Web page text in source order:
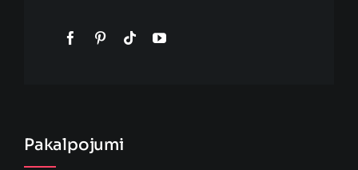
Pakalpojumi